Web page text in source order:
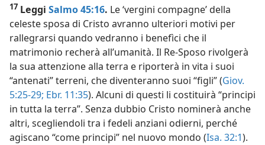
17 Leggi Salmo 45:16. Le ‘vergini compagne’ della
celeste sposa di Cristo avranno ulteriori motivi per
rallegrarsi quando vedranno i benefìci che il
matrimonio recherà all’umanità. Il Re-Sposo rivolgerà
la sua attenzione alla terra e riporterà in vita i suoi
“antenati” terreni, che diventeranno suoi “figli” (Giov.
5:25-29; Ebr. 11:35). Alcuni di questi li costituirà “principi
in tutta la terra”. Senza dubbio Cristo nominerà anche
altri, scegliendoli tra i fedeli anziani odierni, perché
agiscano “come principi” nel nuovo mondo (Isa. 32:1).